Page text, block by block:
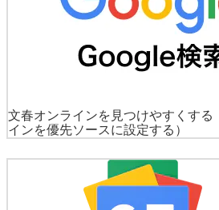
文春オンラインを見つけやすくする
インを優先ソースに設定する）